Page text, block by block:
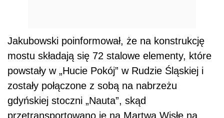
Jakubowski poinformował, że na konstrukcję
mostu składają się 72 stalowe elementy, które
powstały w „Hucie Pokój” w Rudzie Śląskiej i
zostały połączone z sobą na nabrzeżu
gdyńskiej stoczni „Nauta”, skąd
przetransportowano je na Martwą Wisłę na